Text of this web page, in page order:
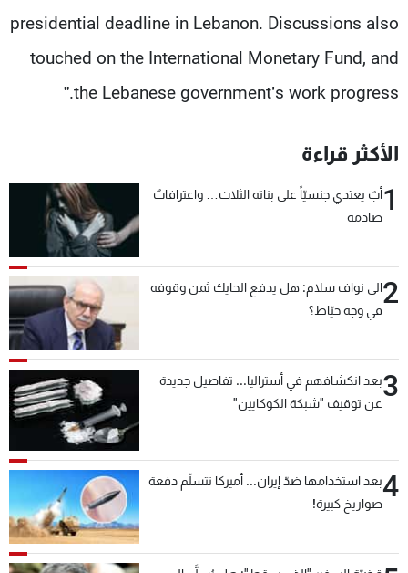
presidential deadline in Lebanon. Discussions also
touched on the International Monetary Fund, and
the Lebanese government’s work progress.”
الأكثر قراءة
1أبٌ يعتدي جنسيّاً على بناته الثلاث… واعترافاتٌ
صادمة
2الى نواف سلام: هل يدفع الحايك ثمن وقوفه
في وجه خيّاط؟
3بعد انكشافهم في أستراليا... تفاصيل جديدة
عن توقيف "شبكة الكوكايين"
4بعد استخدامها ضدّ إيران... أميركا تتسلّم دفعة
صواريخ كبيرة!